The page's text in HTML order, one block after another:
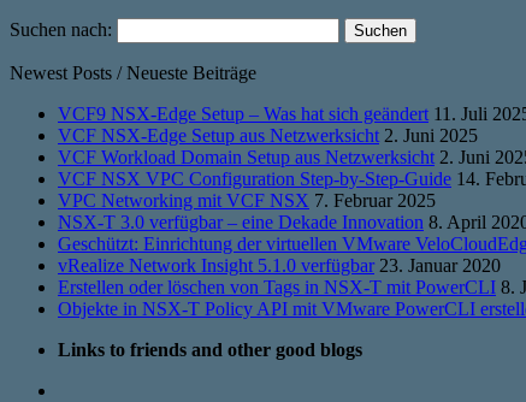
Suchen nach:
Newest Posts / Neueste Beiträge
VCF9 NSX-Edge Setup – Was hat sich geändert 11. Juli
VCF NSX-Edge Setup aus Netzwerksicht 2. Juni 2025
VCF Workload Domain Setup aus Netzwerksicht 2. Juni
VCF NSX VPC Configuration Step-by-Step-Guide 14.
VPC Networking mit VCF NSX 7. Februar 2025
NSX-T 3.0 verfügbar – eine Dekade Innovation 8. April
Geschützt: Einrichtung der virtuellen VMware
vRealize Network Insight 5.1.0 verfügbar 23. Januar 2020
Erstellen oder löschen von Tags in NSX-T mit PowerCLI 8.
Objekte in NSX-T Policy API mit VMware PowerCLI
Links to friends and other good blogs